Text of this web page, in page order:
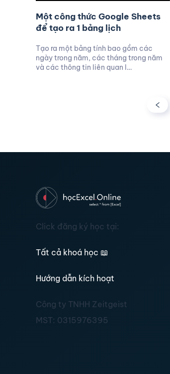
Một công thức Google Sheets
để tạo ra 1 bảng lịch
Tạo ra một bảng tính bao gồm các
ngày trong năm, các tháng trong năm
và các thông tin liên quan l…
Click đăng ký học tại:
Tất cả khoá học 📖
Hướng dẫn kích hoạt
Công ty TNHH Zeitgeist
MST: 0315976395